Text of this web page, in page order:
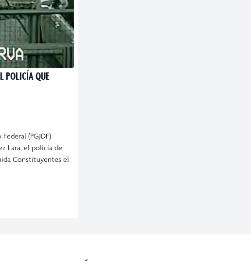
POLICÍA QUE
(PGJDF)
Lara, el policía de
Constituyentes el